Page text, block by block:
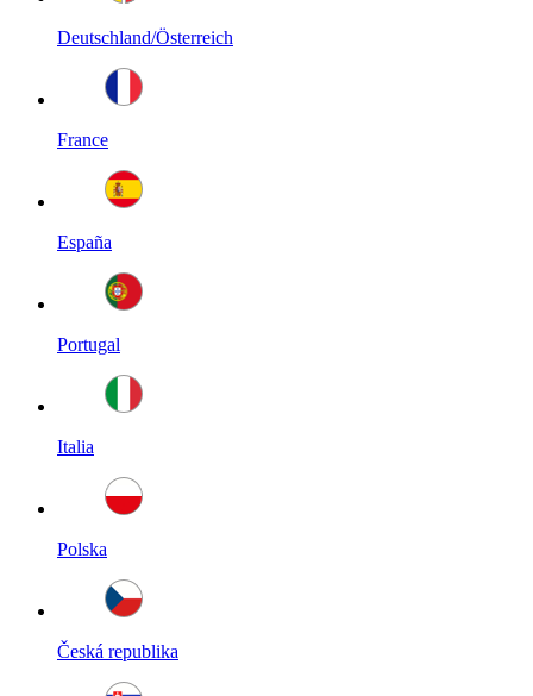
Deutschland/Österreich
France
España
Portugal
Italia
Polska
Česká republika